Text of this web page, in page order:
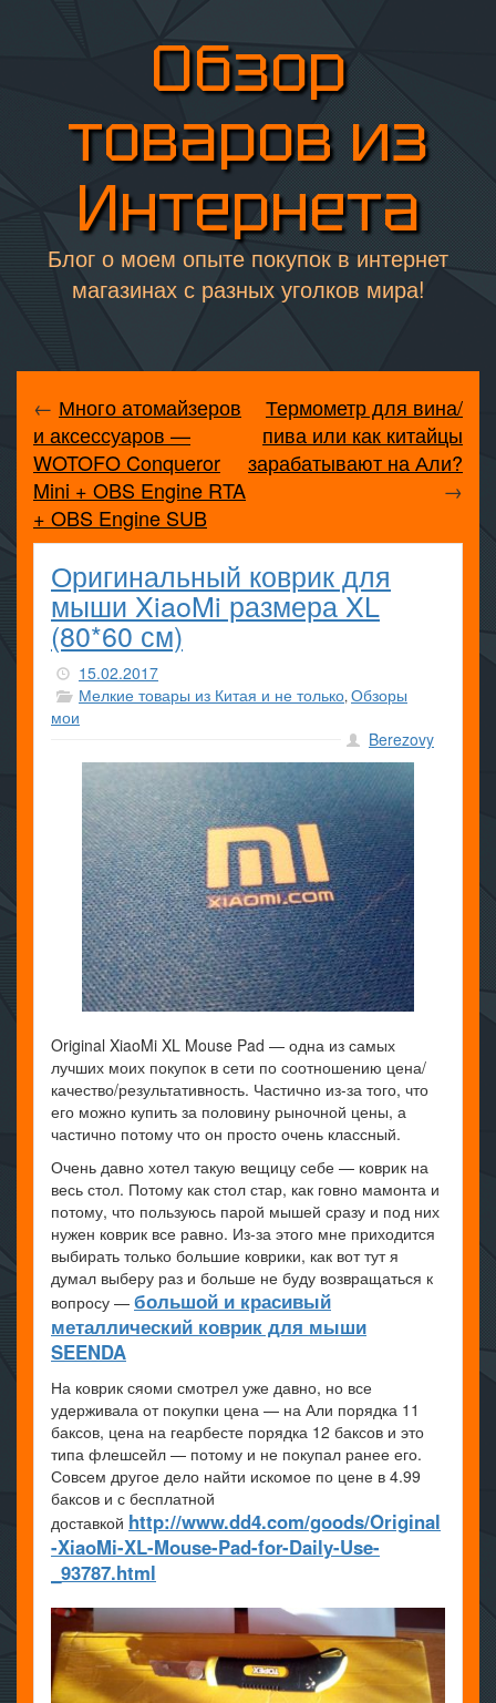
Обзор
товаров из
Интернета
Блог о моем опыте покупок в интернет
магазинах с разных уголков мира!
← Много атомайзеров
и аксессуаров —
WOTOFO Conqueror
Mini + OBS Engine RTA
+ OBS Engine SUB
Термометр для вина/
пива или как китайцы
зарабатывают на Али?
→
Оригинальный коврик для
мыши XiaoMi размера XL
(80*60 см)
15.02.2017
Мелкие товары из Китая и не только, Обзоры
мои
Berezovy
Original XiaoMi XL Mouse Pad — одна из самых
лучших моих покупок в сети по соотношению цена/
качество/результативность. Частично из-за того, что
его можно купить за половину рыночной цены, а
частично потому что он просто очень классный.
Очень давно хотел такую вещицу себе — коврик на
весь стол. Потому как стол стар, как говно мамонта и
потому, что пользуюсь парой мышей сразу и под них
нужен коврик все равно. Из-за этого мне приходится
выбирать только большие коврики, как вот тут я
думал выберу раз и больше не буду возвращаться к
вопросу — большой и красивый
металлический коврик для мыши
SEENDA
На коврик сяоми смотрел уже давно, но все
удерживала от покупки цена — на Али порядка 11
баксов, цена на геарбесте порядка 12 баксов и это
типа флешсейл — потому и не покупал ранее его.
Совсем другое дело найти искомое по цене в 4.99
баксов и с бесплатной
доставкой http://www.dd4.com/goods/Original
-XiaoMi-XL-Mouse-Pad-for-Daily-Use-
_93787.html